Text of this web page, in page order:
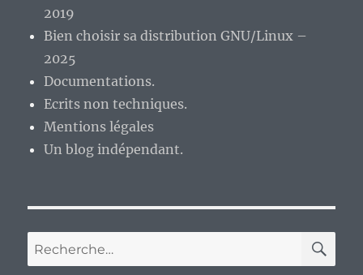
2019
Bien choisir sa distribution GNU/Linux –
2025
Documentations.
Ecrits non techniques.
Mentions légales
Un blog indépendant.
Recherche
pour :